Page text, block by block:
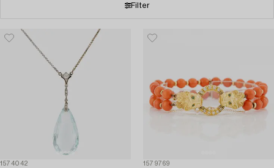
Filter
1574042 1579769